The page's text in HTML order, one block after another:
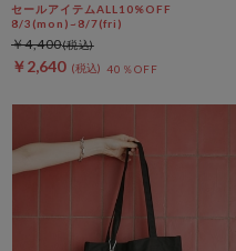
セールアイテムALL10%OFF
8/3(mon)~8/7(fri)
￥2,640 40％OFF
￥4,400